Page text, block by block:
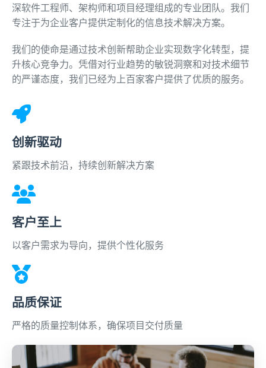
深软件工程师、架构师和项目经理组成的专业团队。我们
专注于为企业客户提供定制化的信息技术解决方案。
我们的使命是通过技术创新帮助企业实现数字化转型，提
升核心竞争力。凭借对行业趋势的敏锐洞察和对技术细节
的严谨态度，我们已经为上百家客户提供了优质的服务。
创新驱动
紧跟技术前沿，持续创新解决方案
客户至上
以客户需求为导向，提供个性化服务
品质保证
严格的质量控制体系，确保项目交付质量